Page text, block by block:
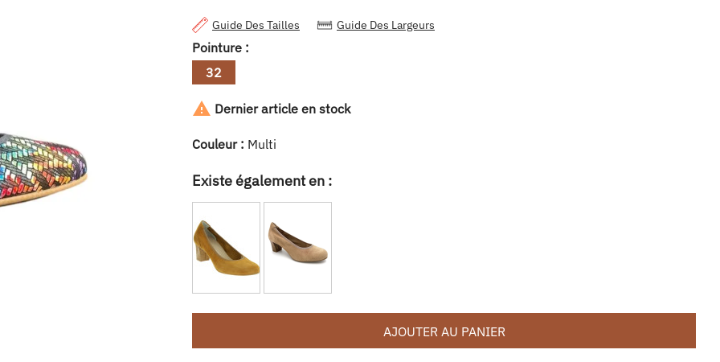
Guide Des Tailles Guide Des Largeurs
Pointure :
32
 Dernier article en stock
Couleur : Multi
Existe également en :
AJOUTER AU PANIER